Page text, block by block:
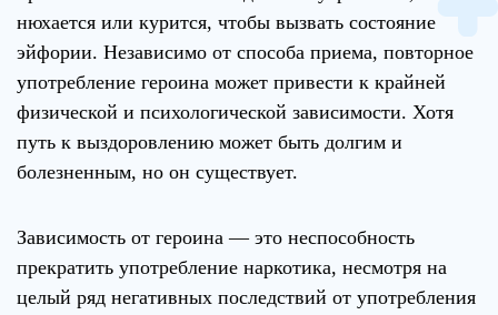
нюхается или курится, чтобы вызвать состояние
эйфории. Независимо от способа приема, повторное
употребление героина может привести к крайней
физической и психологической зависимости. Хотя
путь к выздоровлению может быть долгим и
болезненным, но он существует.
Зависимость от героина — это неспособность
прекратить употребление наркотика, несмотря на
целый ряд негативных последствий от употребления